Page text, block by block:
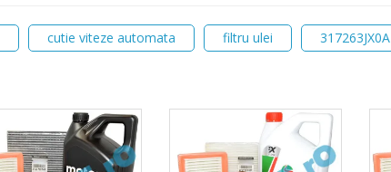
cutie viteze automata filtru ulei 317263JX0A